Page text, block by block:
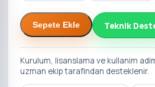
Sepete Ekle Teknik
Kurulum, lisanslama ve kullanim
uzman ekip tarafindan desteklenir.